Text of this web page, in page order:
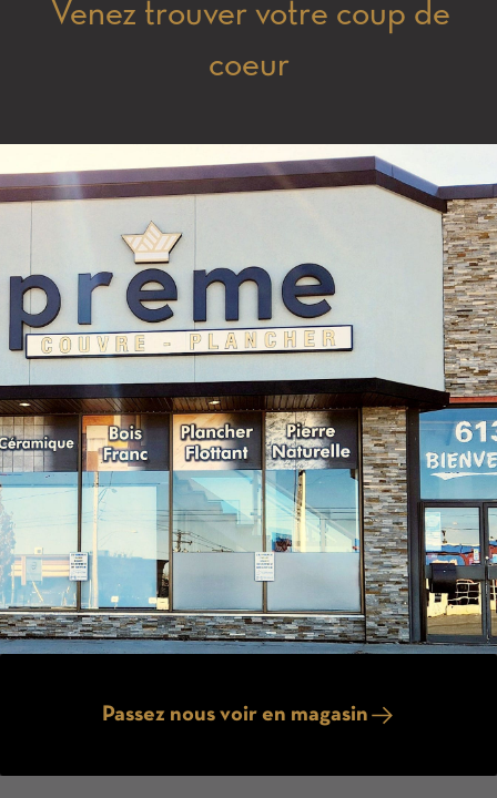
Venez trouver votre coup de
coeur
Passez nous voir en magasin